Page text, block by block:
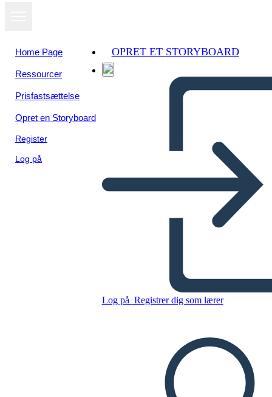
Home Page
Ressourcer
Prisfastsættelse
Opret en Storyboard
Register
Log på
OPRET ET STORYBOARD
Log på Registrer dig som lærer
Americana
LAVE ET STORYBOARD
AFSPIL DIASSHOW
LÆS FOR MIG